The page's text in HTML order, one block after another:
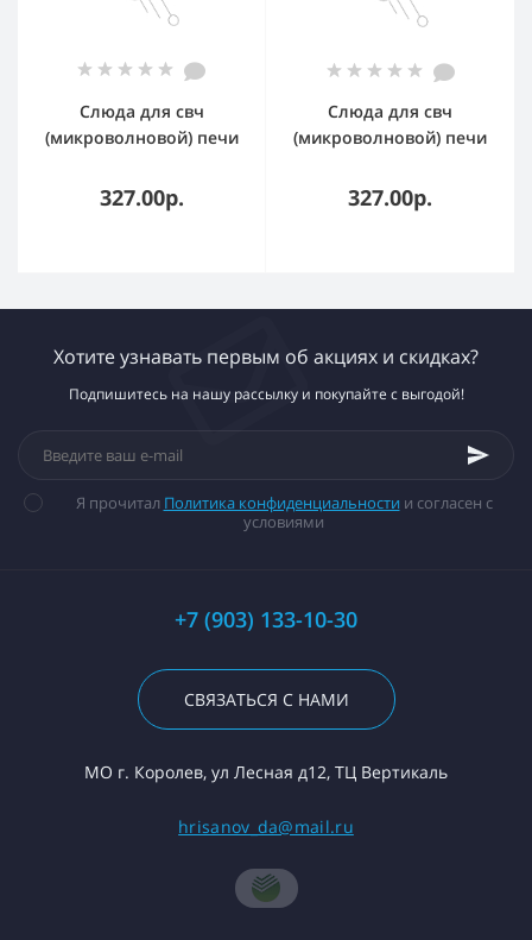
Слюда для свч
(микроволновой) печи
327.00р.
Слюда для свч
(микроволновой) печи
327.00р.
Хотите узнавать первым об акциях и скидках?
Подпишитесь на нашу рассылку и покупайте с выгодой!
Я прочитал Политика конфиденциальности и согласен с
условиями
+7 (903) 133-10-30
СВЯЗАТЬСЯ С НАМИ
МО г. Королев, ул Лесная д12, ТЦ Вертикаль
hrisanov_da@mail.ru